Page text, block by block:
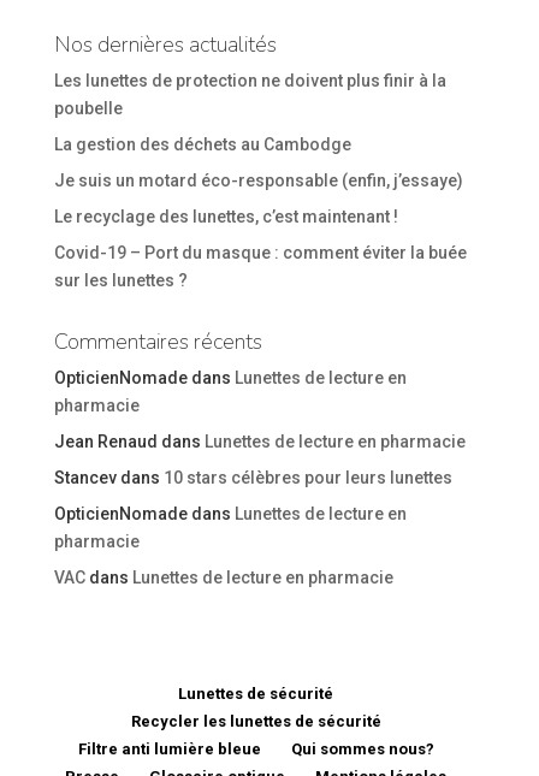
Nos dernières actualités
Les lunettes de protection ne doivent plus finir à la
poubelle
La gestion des déchets au Cambodge
Je suis un motard éco-responsable (enfin, j’essaye)
Le recyclage des lunettes, c’est maintenant !
Covid-19 – Port du masque : comment éviter la buée
sur les lunettes ?
Commentaires récents
OpticienNomadedans Lunettes de lecture en
pharmacie
Jean Renaud dans Lunettes de lecture en pharmacie
Stancevdans 10 stars célèbres pour leurs lunettes
OpticienNomadedans Lunettes de lecture en
pharmacie
VACdans Lunettes de lecture en pharmacie
Lunettes de sécurité
Recycler les lunettes de sécurité
Filtre anti lumière bleue
Qui sommes nous?